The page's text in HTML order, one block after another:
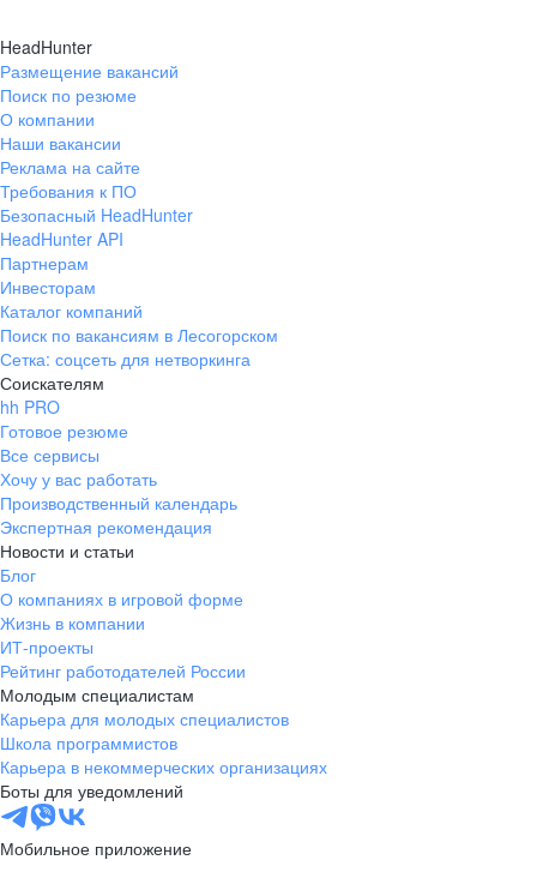
HeadHunter
Размещение вакансий
Поиск по резюме
О компании
Наши вакансии
Реклама на сайте
Требования к ПО
Безопасный HeadHunter
HeadHunter API
Партнерам
Инвесторам
Каталог компаний
Поиск по вакансиям в Лесогорском
Сетка: соцсеть для нетворкинга
Соискателям
hh PRO
Готовое резюме
Все сервисы
Хочу у вас работать
Производственный календарь
Экспертная рекомендация
Новости и статьи
Блог
О компаниях в игровой форме
Жизнь в компании
ИТ-проекты
Рейтинг работодателей России
Молодым специалистам
Карьера для молодых специалистов
Школа программистов
Карьера в некоммерческих организациях
Боты для уведомлений
Мобильное приложение